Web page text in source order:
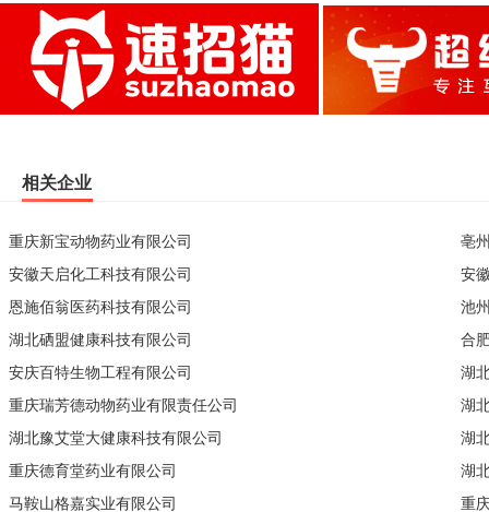
相关企业
重庆新宝动物药业有限公司
安徽天启化工科技有限公司
恩施佰翁医药科技有限公司
湖北硒盟健康科技有限公司
安庆百特生物工程有限公司
重庆瑞芳德动物药业有限责任公司
湖北豫艾堂大健康科技有限公司
重庆德育堂药业有限公司
马鞍山格嘉实业有限公司
亳
安
池
合
湖
湖
湖
湖
重